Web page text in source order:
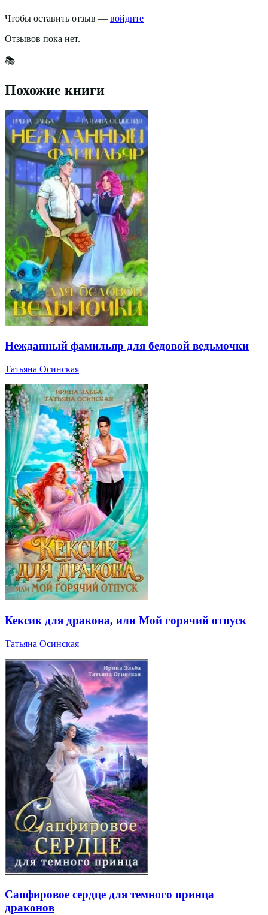
Чтобы оставить отзыв — войдите
Отзывов пока нет.
📚
Похожие книги
Нежданный фамильяр для бедовой ведьмочки
Татьяна Осинская
Кексик для дракона, или Мой горячий отпуск
Татьяна Осинская
Сапфировое сердце для темного принца
драконов